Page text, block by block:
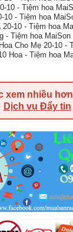
10 - Tiệm hoa
10 - Tiệm hoa
10 - Tiệm hoa
- Tiệm hoa MaiSon
Cho Mẹ 20-10 -
Hoa - Tiệm hoa
xem nhiều
Dịch vụ Đẩy tin